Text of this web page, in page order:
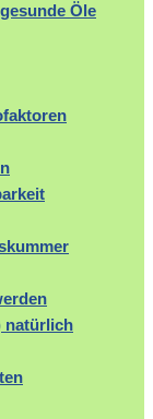
Öle
natürlich